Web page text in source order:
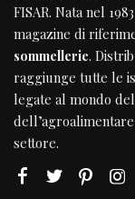
FISAR. Nata nel
magazine di
sommellerie.
raggiunge tutte le
legate al mondo
settore.